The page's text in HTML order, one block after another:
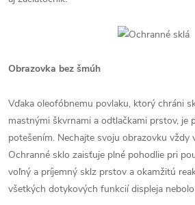
Obrazovka bez šmúh
Vďaka oleofóbnemu povlaku, ktorý chráni
mastnými škvrnami a odtlačkami prstov, je
potešením. Nechajte svoju obrazovku vždy
Ochranné sklo zaisťuje plné pohodlie pri
voľný a príjemný sklz prstov a okamžitú
všetkých dotykových funkcií displeja